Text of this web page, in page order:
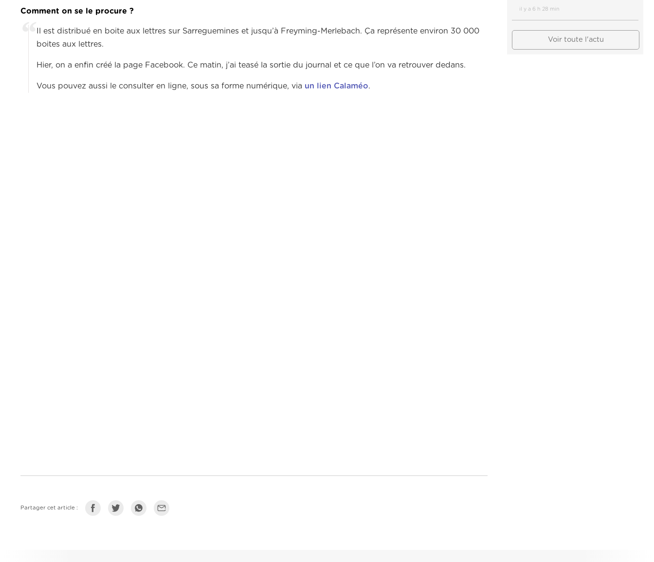
Comment on se le procure ?
Il est distribué en boite aux lettres sur Sarreguemines et jusqu’à Freyming-Merlebach. Ça représente environ 30 000
boites aux lettres.
Hier, on a enfin créé la page Facebook. Ce matin, j’ai teasé la sortie du journal et ce que l’on va retrouver dedans.
Vous pouvez aussi le consulter en ligne, sous sa forme numérique, via un lien Calaméo.
Partager cet article :
il y a 6 h 28 min
Voir toute l'actu